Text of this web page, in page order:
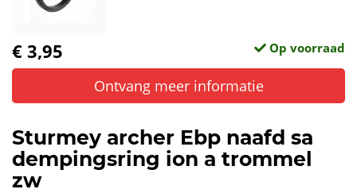
€ 3,95 Op voorraad
Ontvang meer informatie
Sturmey archer Ebp naafd sa
dempingsring ion a trommel
zw